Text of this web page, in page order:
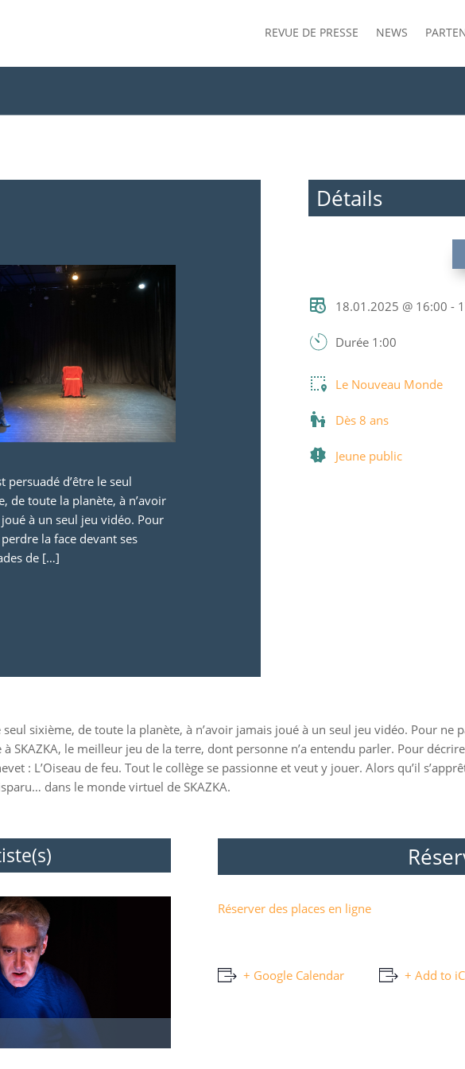
REVUE DE PRESSE NEWS
persuadé d’être le seul
de toute la planète, à n’avoir
à un seul jeu vidéo. Pour
la face devant ses
de […]
Détails
18.01.2025 @ 16:00 -
Durée 1:00
Le Nouveau Monde
Dès 8 ans
Jeune public
seul sixième, de toute la planète, à n’avoir jamais joué à un seul jeu vidéo. Pour ne
SKAZKA, le meilleur jeu de la terre, dont personne n’a entendu parler. Pour
: L’Oiseau de feu. Tout le collège se passionne et veut y jouer. Alors qu’il
dans le monde virtuel de SKAZKA.
Réserver des places en ligne
+ Google Calendar + Add to